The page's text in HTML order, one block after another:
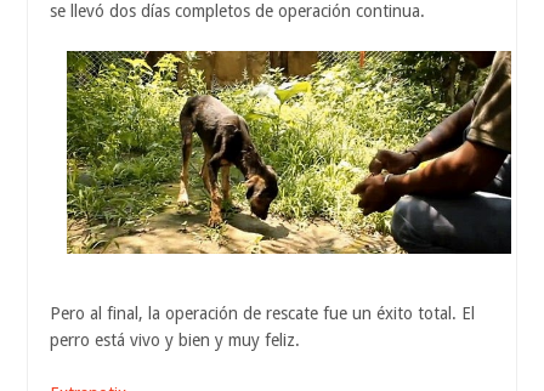
se llevó dos días completos de operación continua.
Pero al final, la operación de rescate fue un éxito total. El
perro está vivo y bien y muy feliz.